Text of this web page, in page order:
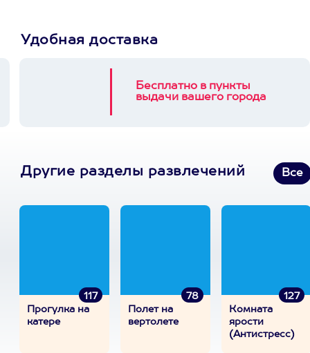
Удобная доставка
Бесплатно в пункты
выдачи вашего города
Другие разделы развлечений Все
117
Прогулка на
катере
78
Полет на
вертолете
127
Комната
ярости
(Антистресс)